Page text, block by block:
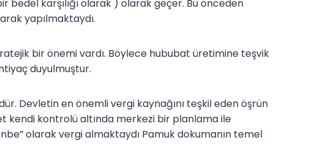
karşılığı olarak ) olarak geçer. Bu önceden
yapılmaktaydı.
bir önemi vardı. Böylece hububat üretimine teşvik
duyulmuştur.
Devletin en önemli vergi kaynağını teşkil eden öşrün
kendi kontrolü altında merkezi bir planlama ile
olarak vergi almaktaydı Pamuk dokumanın temel